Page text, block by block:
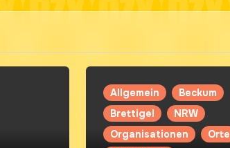
Allgemein
Beckum
Brettigel
NRW
Organisationen
Orte